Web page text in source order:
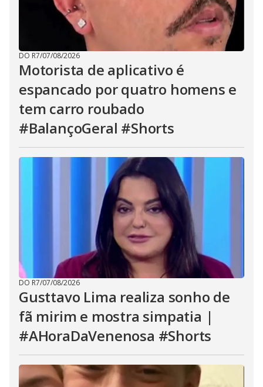
DO R7/07/08/2026
Motorista de aplicativo é
espancado por quatro homens e
tem carro roubado
#BalançoGeral #Shorts
DO R7/07/08/2026
Gusttavo Lima realiza sonho de
fã mirim e mostra simpatia |
#AHoraDaVenenosa #Shorts